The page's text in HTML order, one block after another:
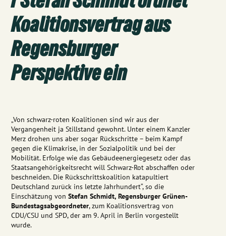
Koalitionsvertrag aus
Regensburger
Perspektive ein
„Von schwarz-roten Koalitionen sind wir aus der
Vergangenheit ja Stillstand gewohnt. Unter einem Kanzler
Merz drohen uns aber sogar Rückschritte – beim Kampf
gegen die Klimakrise, in der Sozialpolitik und bei der
Mobilität. Erfolge wie das Gebäudeenergiegesetz oder das
Staatsangehörigkeitsrecht will Schwarz-Rot abschaffen oder
beschneiden. Die Rückschrittskoalition katapultiert
Deutschland zurück ins letzte Jahrhundert“, so die
Einschätzung vonStefan Schmidt, Regensburger Grünen-
Bundestagsabgeordneter, zum Koalitionsvertrag von
CDU/CSU und SPD, der am 9. April in Berlin vorgestellt
wurde.